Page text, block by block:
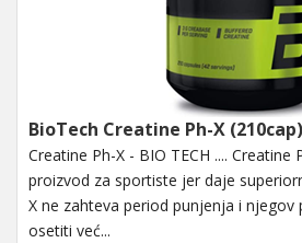
BioTech Creatine Ph-X (210cap)
Creatine Ph-X - BIO TECH .... Creatine
proizvod za sportiste jer daje
X ne zahteva period punjenja i njegov
osetiti već...